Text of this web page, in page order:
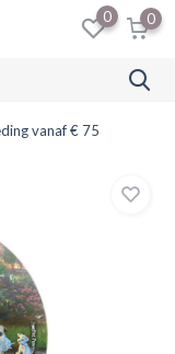
0 0
vanaf € 75